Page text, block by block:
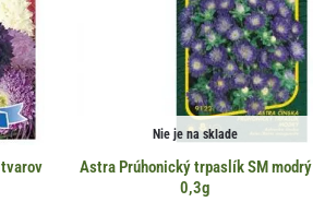
Nie je na sklade
Astra Prúhonický trpaslík SM modrý
0,3g